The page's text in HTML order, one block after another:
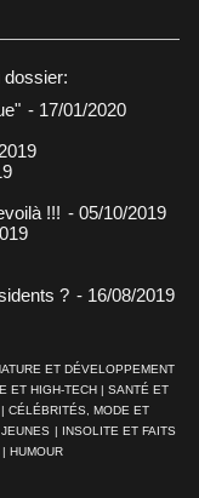
- 17/01/2020
!!! - 05/10/2019
? - 16/08/2019
ET DÉVELOPPEMENT
ET HIGH-TECH | SANTÉ ET
| CÉLÉBRITÉS, MODE ET
JEUNES | INSOLITE ET FAITS
| HUMOUR